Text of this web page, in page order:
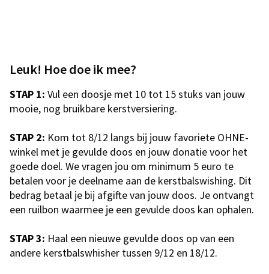
Leuk! Hoe doe ik mee?
STAP 1: Vul een doosje met 10 tot 15 stuks van jouw
mooie, nog bruikbare kerstversiering.
STAP 2: Kom tot 8/12 langs bij jouw favoriete OHNE-
winkel met je gevulde doos en jouw donatie voor het
goede doel. We vragen jou om minimum 5 euro te
betalen voor je deelname aan de kerstbalswishing. Dit
bedrag betaal je bij afgifte van jouw doos. Je ontvangt
een ruilbon waarmee je een gevulde doos kan ophalen.
STAP 3: Haal een nieuwe gevulde doos op van een
andere kerstbalswhisher tussen 9/12 en 18/12.